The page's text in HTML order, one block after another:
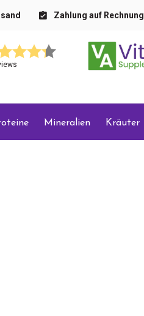
Zahlung auf Rechnung
Mineralien Kräuter